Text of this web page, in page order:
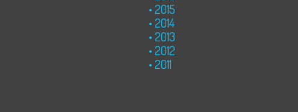
2015
2014
2013
2012
2011